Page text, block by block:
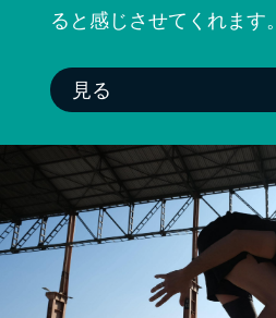
ると感じさせてくれます。
見る